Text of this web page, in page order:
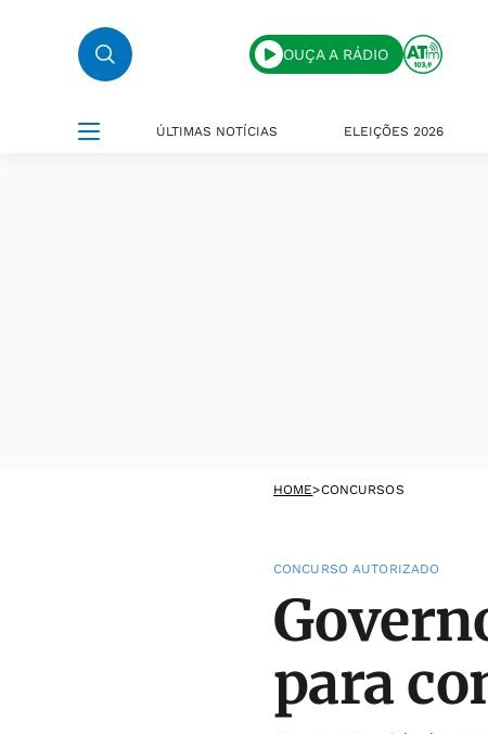
OUÇA A RÁDIO
ÚLTIMAS NOTÍCIAS ELEIÇÕES 2026
HOME>CONCURSOS
CONCURSO AUTORIZADO
para